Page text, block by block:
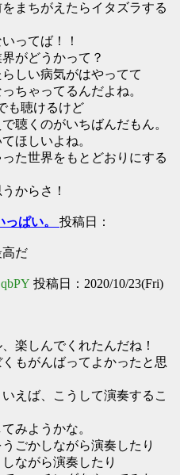
まちがえたらイタズラする
ってば！！
がどうかって？
しい病気がはやってて
ちゃってるんだよね。
も聴けるけど
聴くのがいちばんだもん。
ほしいよね。
た世界をもとどおりにする
からさ！
ぱい。 投稿日：
だ
投稿日：2020/10/23(Fri)
楽しんでくれたんだね！
もがんばってよかったと思
えば、こうして演奏するこ
みようかな。
ごかしながら演奏したり
ながら演奏したり